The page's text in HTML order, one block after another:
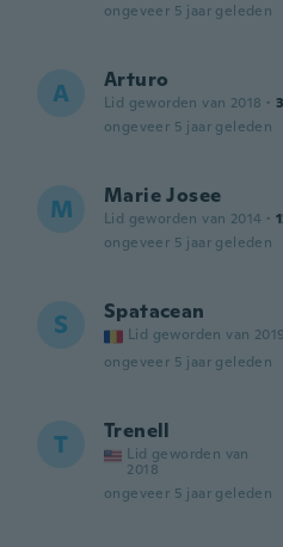
ongeveer 5 jaar geleden
A Arturo
Lid geworden van 2018 · 3
ongeveer 5 jaar geleden
M Marie Josee
Lid geworden van 2014 ·
ongeveer 5 jaar geleden
S Spatacean
Lid geworden van 2019
ongeveer 5 jaar geleden
T Trenell
Lid geworden van
2018
ongeveer 5 jaar geleden